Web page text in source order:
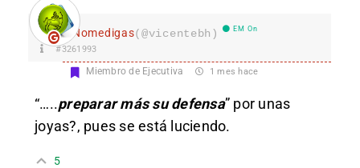
Nomedigas(@vicentebh) EM On
#3261993
Miembro de Ejecutiva 1 mes hace
“…..preparar más su defensa” por unas
joyas?, pues se está luciendo.
5